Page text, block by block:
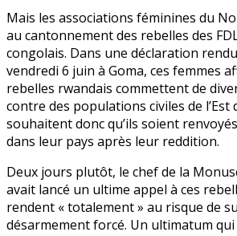
Mais les associations féminines du
au cantonnement des rebelles des
congolais. Dans une déclaration
vendredi 6 juin à Goma, ces femmes
rebelles rwandais commettent de
contre des populations civiles de l’Est
souhaitent donc qu’ils soient
dans leur pays après leur reddition.
Deux jours plutôt, le chef de la
avait lancé un ultime appel à ces
rendent « totalement » au risque de
désarmement forcé. Un ultimatum qui